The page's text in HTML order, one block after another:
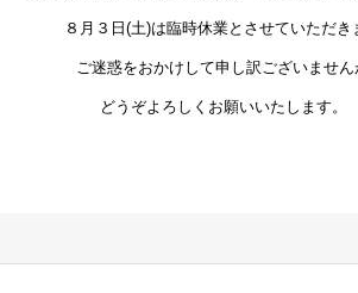
８月３日(土)は臨時休業とさせていただき
ご迷惑をおかけして申し訳ございません
どうぞよろしくお願いいたします。